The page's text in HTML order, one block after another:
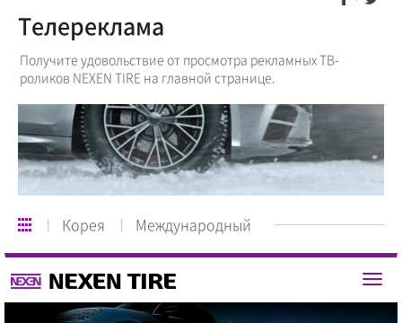
Телереклама
Получите удовольствие от просмотра рекламных ТВ-
роликов NEXEN TIRE на главной странице.
Корея Международный